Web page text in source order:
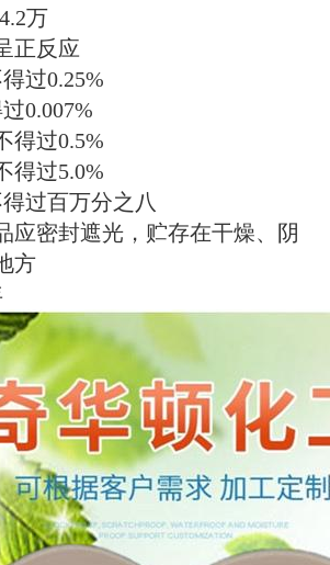
万
正反应
过0.25%
0.007%
得过0.5%
得过5.0%
得过百万分之八
应密封遮光，贮存在干燥、阴
方